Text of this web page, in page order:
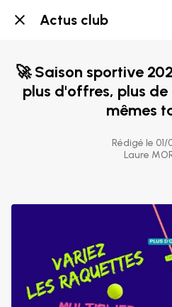
Actus club
🚀 Saison sportive
plus d'offres, plus de
mêmes
Rédigé le
Laure